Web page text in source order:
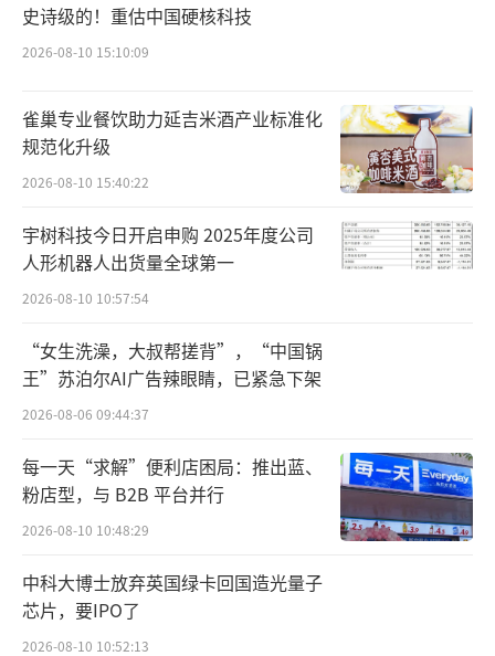
sse、WonderLab、华熙生物、植本主义也曾
称相关产品中含有桦树汁成分。
白桦小镇拥有8万公顷可溯源的原料采集基
地，130万株天然白桦树不仅为自身产品提供原
料保障，还为同业品牌供应原料。白桦小镇严
中下旬15天采集期，单树年取汁量控制在7公斤
以内，且仅对30年以上树龄白桦树实行“三年
模式，既保障森林可持续生长，又赋予产品天
然的稀缺性与高端属性。（责任编辑：zx0280）
史诗级的！重估中国硬核科技
2026-08-10 15:10:09
雀巢专业餐饮助力延吉米酒产业标准化
规范化升级
2026-08-10 15:40:22
宇树科技今日开启申购 2025年度公司
人形机器人出货量全球第一
2026-08-10 10:57:54
“女生洗澡，大叔帮搓背”，“中国锅
王”苏泊尔AI广告辣眼睛，已紧急下架
2026-08-06 09:44:37
每一天“求解”便利店困局：推出蓝、
粉店型，与 B2B 平台并行
2026-08-10 10:48:29
中科大博士放弃英国绿卡回国造光量子
芯片，要IPO了
2026-08-10 10:52:13